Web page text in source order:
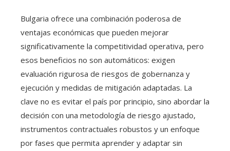
Bulgaria ofrece una combinación poderosa de
ventajas económicas que pueden mejorar
significativamente la competitividad operativa, pero
esos beneficios no son automáticos: exigen
evaluación rigurosa de riesgos de gobernanza y
ejecución y medidas de mitigación adaptadas. La
clave no es evitar el país por principio, sino abordar la
decisión con una metodología de riesgo ajustado,
instrumentos contractuales robustos y un enfoque
por fases que permita aprender y adaptar sin